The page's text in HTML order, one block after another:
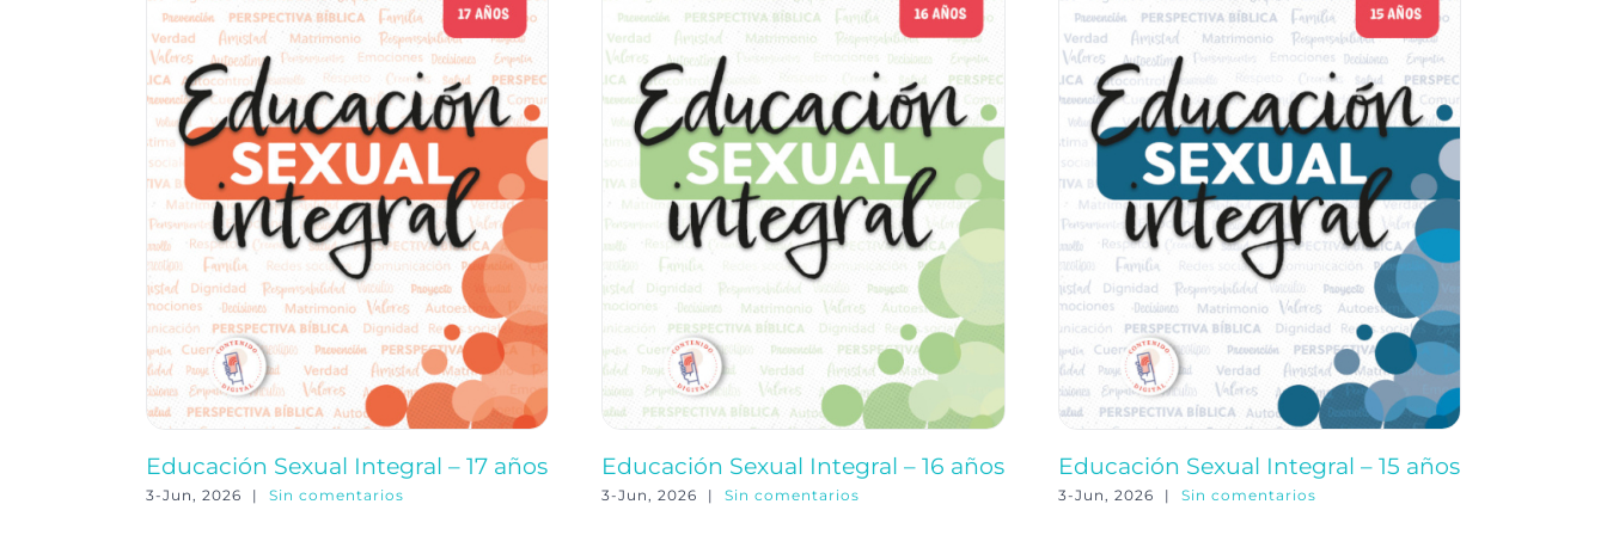
Educación Sexual Integral – 17 años
3-Jun, 2026 | Sin comentarios
Educación Sexual Integral – 16 años
3-Jun, 2026 | Sin comentarios
Educación Sexual Integral – 15 años
3-Jun, 2026 | Sin comentarios